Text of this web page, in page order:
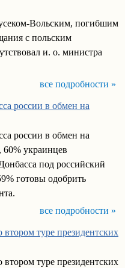
Вольским, погибшим
с польским
и. о. министра
все подробности »
россии в обмен на
россии в обмен на
украинцев
под российский
готовы одобрить
все подробности »
туре президентских
туре президентских